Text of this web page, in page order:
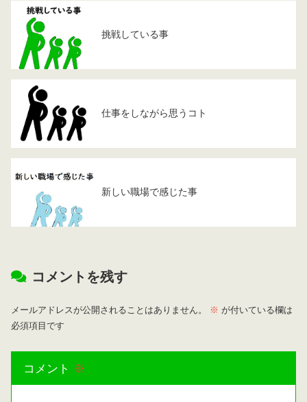
挑戦している事
仕事をしながら思うコト
新しい職場で感じた事
コメントを残す
メールアドレスが公開されることはありません。 ※ が付いている欄は
必須項目です
コメント ※